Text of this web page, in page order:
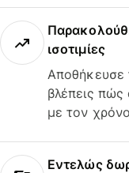
ισοτιμίες
Αποθήκευσε
βλέπεις πώς
με τον
Εντελώς